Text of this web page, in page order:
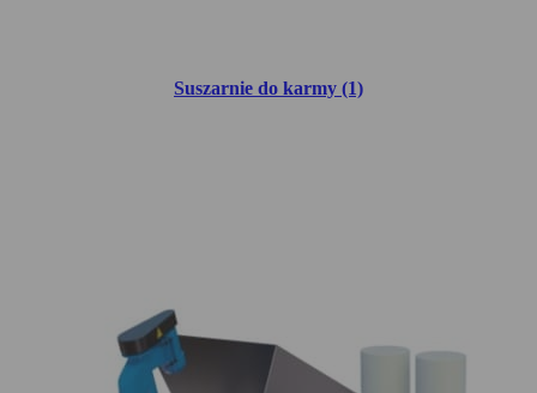
Suszarnie do karmy (1)